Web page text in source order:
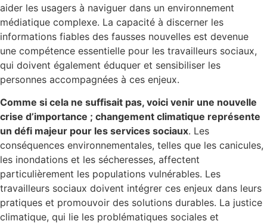
aider les usagers à naviguer dans un environnement
médiatique complexe. La capacité à discerner les
informations fiables des fausses nouvelles est devenue
une compétence essentielle pour les travailleurs sociaux,
qui doivent également éduquer et sensibiliser les
personnes accompagnées à ces enjeux.
Comme si cela ne suffisait pas, voici venir une nouvelle
crise d’importance ; changement climatique représente
un défi majeur pour les services sociaux. Les
conséquences environnementales, telles que les canicules,
les inondations et les sécheresses, affectent
particulièrement les populations vulnérables. Les
travailleurs sociaux doivent intégrer ces enjeux dans leurs
pratiques et promouvoir des solutions durables. La justice
climatique, qui lie les problématiques sociales et